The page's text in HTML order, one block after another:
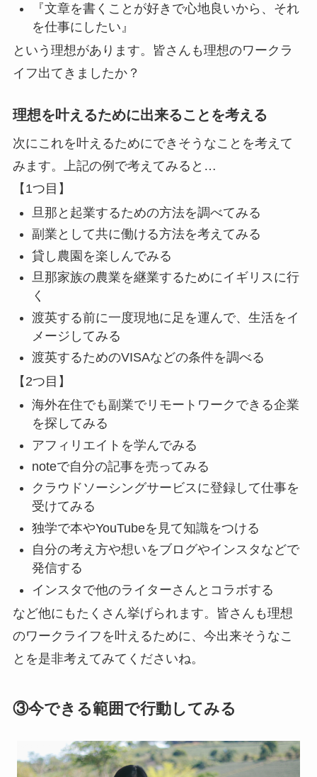
『文章を書くことが好きで心地良いから、それ
を仕事にしたい』
という理想があります。皆さんも理想のワークラ
イフ出てきましたか？
理想を叶えるために出来ることを考える
次にこれを叶えるためにできそうなことを考えて
みます。上記の例で考えてみると…
【1つ目】
旦那と起業するための方法を調べてみる
副業として共に働ける方法を考えてみる
貸し農園を楽しんでみる
旦那家族の農業を継業するためにイギリスに行
く
渡英する前に一度現地に足を運んで、生活をイ
メージしてみる
渡英するためのVISAなどの条件を調べる
【2つ目】
海外在住でも副業でリモートワークできる企業
を探してみる
アフィリエイトを学んでみる
noteで自分の記事を売ってみる
クラウドソーシングサービスに登録して仕事を
受けてみる
独学で本やYouTubeを見て知識をつける
自分の考え方や想いをブログやインスタなどで
発信する
インスタで他のライターさんとコラボする
など他にもたくさん挙げられます。皆さんも理想
のワークライフを叶えるために、今出来そうなこ
とを是非考えてみてくださいね。
③今できる範囲で行動してみる